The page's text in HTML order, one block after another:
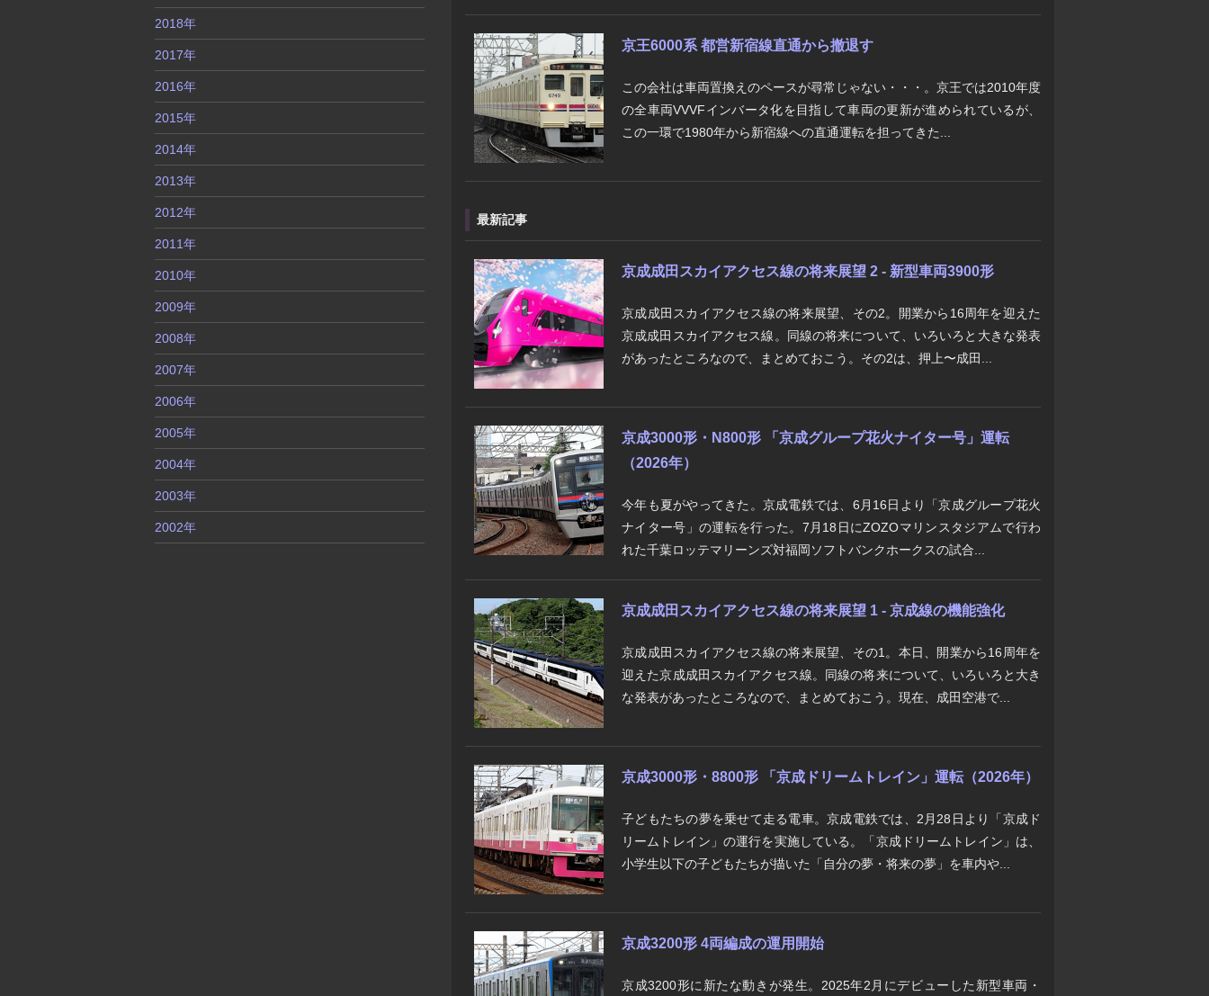
京王6000系 都営新宿線直通から撤退す
この会社は車両置換えのペースが尋常じゃない・・・。京王では2010年度
の全車両VVVFインバータ化を目指して車両の更新が進められているが、
この一環で1980年から新宿線への直通運転を担ってきた...
最新記事
京成成田スカイアクセス線の将来展望 2 - 新型車両3900形
京成成田スカイアクセス線の将来展望、その2。開業から16周年を迎えた
京成成田スカイアクセス線。同線の将来について、いろいろと大きな発表
があったところなので、まとめておこう。その2は、押上〜成田...
京成3000形・N800形 「京成グループ花火ナイター号」運転
（2026年）
今年も夏がやってきた。京成電鉄では、6月16日より「京成グループ花火
ナイター号」の運転を行った。7月18日にZOZOマリンスタジアムで行わ
れた千葉ロッテマリーンズ対福岡ソフトバンクホークスの試合...
京成成田スカイアクセス線の将来展望 1 - 京成線の機能強化
京成成田スカイアクセス線の将来展望、その1。本日、開業から16周年を
迎えた京成成田スカイアクセス線。同線の将来について、いろいろと大き
な発表があったところなので、まとめておこう。現在、成田空港で...
京成3000形・8800形 「京成ドリームトレイン」運転（2026年）
子どもたちの夢を乗せて走る電車。京成電鉄では、2月28日より「京成ド
リームトレイン」の運行を実施している。「京成ドリームトレイン」は、
小学生以下の子どもたちが描いた「自分の夢・将来の夢」を車内や...
京成3200形 4両編成の運用開始
京成3200形に新たな動きが発生。2025年2月にデビューした新型車両・
2018年
2017年
2016年
2015年
2014年
2013年
2012年
2011年
2010年
2009年
2008年
2007年
2006年
2005年
2004年
2003年
2002年